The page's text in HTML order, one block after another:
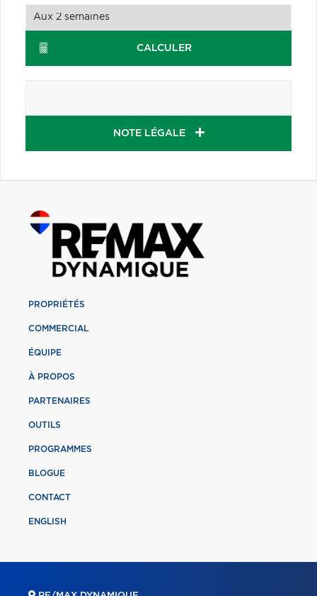
CALCULER
NOTE LÉGALE
PROPRIÉTÉS
COMMERCIAL
ÉQUIPE
À PROPOS
PARTENAIRES
OUTILS
PROGRAMMES
BLOGUE
CONTACT
ENGLISH